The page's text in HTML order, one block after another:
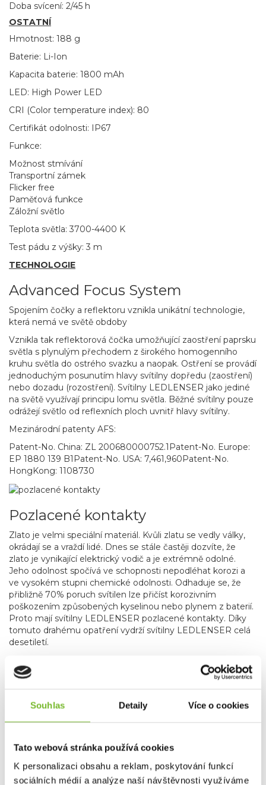
Souhlas Detaily Více o cookies
Tato webová stránka používá cookies
K personalizaci obsahu a reklam, poskytování funkcí
sociálních médií a analýze naší návštěvnosti využíváme
Doba svícení: 2/45 h
OSTATNÍ
Hmotnost: 188 g
Baterie: Li-Ion
Kapacita baterie: 1800 mAh
LED: High Power LED
CRI (Color temperature index): 80
Certifikát odolnosti: IP67
Funkce:
Možnost stmívání
Transportní zámek
Flicker free
Paměťová funkce
Záložní světlo
Teplota světla: 3700-4400 K
Test pádu z výšky: 3 m
TECHNOLOGIE
Advanced Focus System
Spojením čočky a reflektoru vznikla unikátní technologie,
která nemá ve světě obdoby
Vznikla tak reflektorová čočka umožňující zaostření paprsku
světla s plynulým přechodem z širokého homogenního
kruhu světla do ostrého svazku a naopak. Ostření se provádí
jednoduchým posunutím hlavy svítilny dopředu (zaostření)
nebo dozadu (rozostření). Svítilny LEDLENSER jako jediné
na světě využívají principu lomu světla. Běžné svítilny pouze
odrážejí světlo od reflexních ploch uvnitř hlavy svítilny.
Mezinárodní patenty AFS:
Patent-No. China: ZL 200680000752.1Patent-No. Europe:
EP 1880 139 B1Patent-No. USA: 7,461,960Patent-No.
HongKong: 1108730
Pozlacené kontakty
Zlato je velmi speciální materiál. Kvůli zlatu se vedly války,
okrádají se a vraždí lidé. Dnes se stále častěji dozvíte, že
zlato je vynikající elektrický vodič a je extrémně odolné.
Jeho odolnost spočívá ve schopnosti nepodléhat korozi a
ve vysokém stupni chemické odolnosti. Odhaduje se, že
přibližně 70% poruch svítilen lze přičíst korozivním
poškozením způsobených kyselinou nebo plynem z baterií.
Proto mají svítilny LEDLENSER pozlacené kontakty. Díky
tomuto drahému opatření vydrží svítilny LEDLENSER celá
desetiletí.
vysokém zatížení se některé vodiče zahřívají a díky tomu
odpor v takovémto materiálu roste, ubývá napětí a
elektrického ohřívače žádoucí, ale u svítilen je to přesně
naopak. Energie dodávaná z baterií nesmí ohřívat kontakty,
výrobců používá levné kontakty, což se projeví výrazně na
výkonu svítilny i její době použití. Díky pozlaceným
kontaktům vydrží elektronika svítilen LEDLENSER
neporušená desítky let.